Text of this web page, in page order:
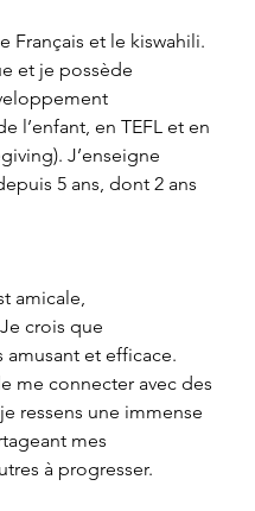
Français et le kiswahili.
et je possède
l’enfant, en TEFL et en
J’enseigne
5 ans, dont 2 ans
amicale,
crois que
amusant et efficace.
me connecter avec des
ressens une immense
mes
à progresser.